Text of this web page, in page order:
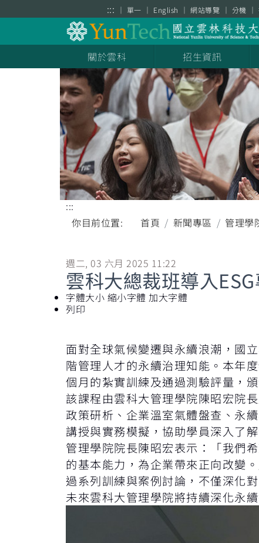
::: 單一 English 網站導覽 分機
關於雲科 招生資訊
:::
你目前位置:
首頁 新聞專區 管理學
週二, 03 六月 2025 11:22
雲科大總裁班導入
字體大小 縮小字體 加大字體
列印
面對全球氣候變遷與永續浪潮，國
階管理人才的永續治理知能。本年
個月的紮實訓練及通過測驗評量，
該課程由雲科大管理學院陳昭宏院
政策研析、企業溫室氣體盤查、永
講授與實務模擬，協助學員深入了
管理學院院長陳昭宏表示：「我們
的基本能力，為企業帶來正向改變
過系列訓練與案例討論，不僅深化
未來雲科大管理學院將持續深化永